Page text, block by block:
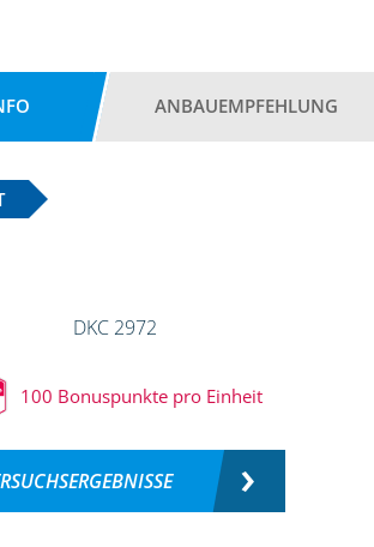
ANBAUEMPFEHLUNG
100 Bonuspunkte pro Einheit